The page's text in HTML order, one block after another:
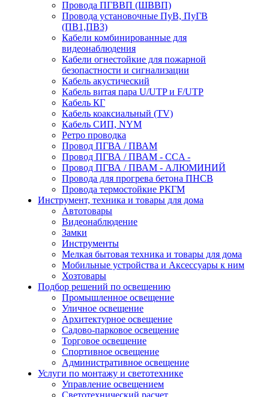
Провода ПГВВП (ШВВП)
Провода установочные ПуВ, ПуГВ
(ПВ1,ПВ3)
Кабели комбинированные для
видеонаблюдения
Кабели огнестойкие для пожарной
безопастности и сигнализации
Кабель акустический
Кабель витая пара U/UTP и F/UTP
Кабель КГ
Кабель коаксиальный (TV)
Кабель СИП, NYM
Ретро проводка
Провод ПГВА / ПВАМ
Провод ПГВА / ПВАМ - CCA -
Провод ПГВА / ПВАМ - АЛЮМИНИЙ
Провода для прогрева бетона ПНСВ
Провода термостойкие РКГМ
Инструмент, техника и товары для дома
Автотовары
Видеонаблюдение
Замки
Инструменты
Мелкая бытовая техника и товары для дома
Мобильные устройства и Аксессуары к ним
Хозтовары
Подбор решений по освещению
Промышленное освещение
Уличное освещение
Архитектурное освещение
Садово-парковое освещение
Торговое освещение
Спортивное освещение
Административное освещение
Услуги по монтажу и светотехнике
Управление освещением
Светотехнический расчет